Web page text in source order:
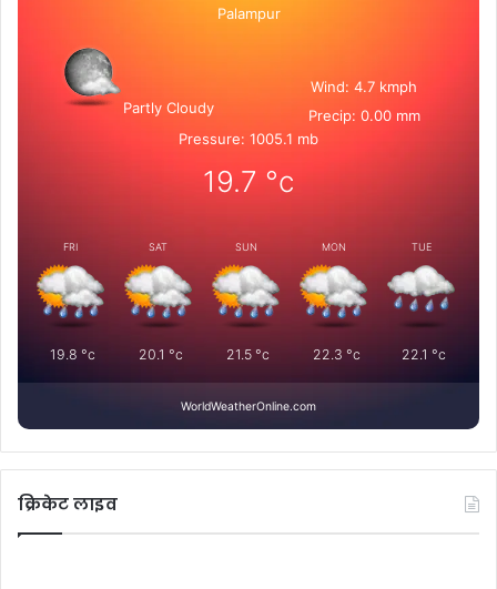
Palampur
Partly Cloudy
Wind: 4.7 kmph
Precip: 0.00 mm
Pressure: 1005.1 mb
19.7 °c
FRI
19.8 °c
SAT
20.1 °c
SUN
21.5 °c
MON
22.3 °c
TUE
22.1 °c
WorldWeatherOnline.com
क्रिकेट लाइव